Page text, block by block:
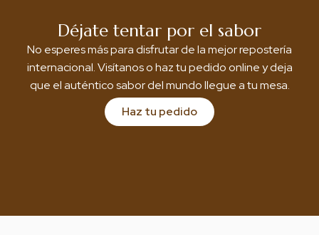
Déjate tentar por el sabor
No esperes más para disfrutar de la mejor repostería
internacional. Visítanos o haz tu pedido online y deja
que el auténtico sabor del mundo llegue a tu mesa.
Haz tu pedido